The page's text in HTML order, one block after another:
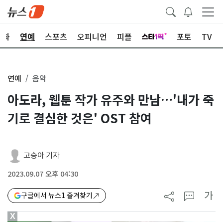
화 연예 스포츠 오피니언 피플 포토 TV
연예 음악
아도라, 웹툰 작가 유주와 만남…'내가 죽
기로 결심한 것은' OST 참여
고승아 기자
2023.09.07 오후 04:30
구글에서 뉴스1 즐겨찾기 가
X